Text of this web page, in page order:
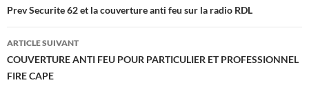
des
articles
Prev Securite 62 et la couverture anti feu sur la radio RDL
ARTICLE SUIVANT
COUVERTURE ANTI FEU POUR PARTICULIER ET PROFESSIONNEL
FIRE CAPE